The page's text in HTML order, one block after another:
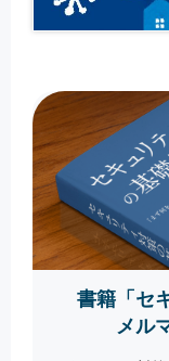
書籍「セ
メル